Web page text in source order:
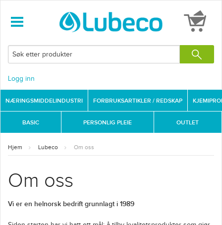
Logg inn
NÆRINGSMIDDELINDUSTRI FORBRUKSARTIKLER / REDSKAP
BASIC PERSONLIG PLEIE OUTLET
Hjem Lubeco Om oss
Om oss
Vi er en helnorsk bedrift grunnlagt i 1989